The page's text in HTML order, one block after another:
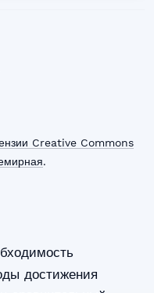
Creative Commons
.
достижения